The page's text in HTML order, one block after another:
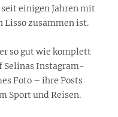
einigen Jahren mit
Lisso zusammen ist.
so gut wie komplett
Selinas Instagram-
Foto – ihre Posts
Sport und Reisen.